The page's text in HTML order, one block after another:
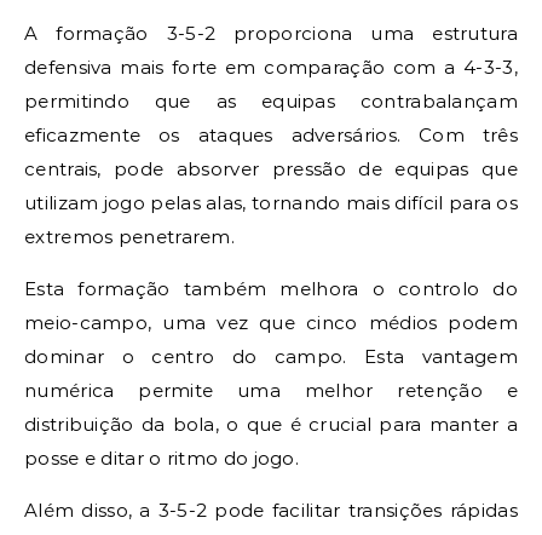
A formação 3-5-2 proporciona uma estrutura
defensiva mais forte em comparação com a 4-3-3,
permitindo que as equipas contrabalançam
eficazmente os ataques adversários. Com três
centrais, pode absorver pressão de equipas que
utilizam jogo pelas alas, tornando mais difícil para os
extremos penetrarem.
Esta formação também melhora o controlo do
meio-campo, uma vez que cinco médios podem
dominar o centro do campo. Esta vantagem
numérica permite uma melhor retenção e
distribuição da bola, o que é crucial para manter a
posse e ditar o ritmo do jogo.
Além disso, a 3-5-2 pode facilitar transições rápidas